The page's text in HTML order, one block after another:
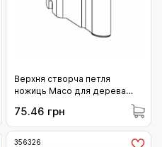
Верхня створча петля
ножиць Масо для дерева
75.46 грн
356326